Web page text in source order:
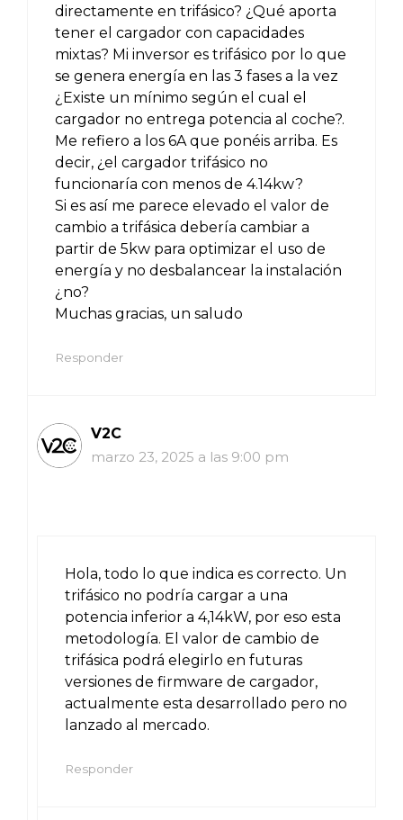
directamente en trifásico? ¿Qué aporta
tener el cargador con capacidades
mixtas? Mi inversor es trifásico por lo que
se genera energía en las 3 fases a la vez
¿Existe un mínimo según el cual el
cargador no entrega potencia al coche?.
Me refiero a los 6A que ponéis arriba. Es
decir, ¿el cargador trifásico no
funcionaría con menos de 4.14kw?
Si es así me parece elevado el valor de
cambio a trifásica debería cambiar a
partir de 5kw para optimizar el uso de
energía y no desbalancear la instalación
¿no?
Muchas gracias, un saludo
Responder
V2C
marzo 23, 2025 a las 9:00 pm
Hola, todo lo que indica es correcto. Un
trifásico no podría cargar a una
potencia inferior a 4,14kW, por eso esta
metodología. El valor de cambio de
trifásica podrá elegirlo en futuras
versiones de firmware de cargador,
actualmente esta desarrollado pero no
lanzado al mercado.
Responder